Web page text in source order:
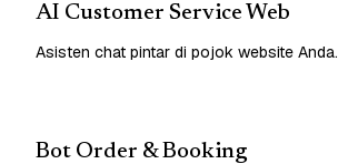
AI Customer Service Web
Asisten chat pintar di pojok website Anda.
Bot Order & Booking